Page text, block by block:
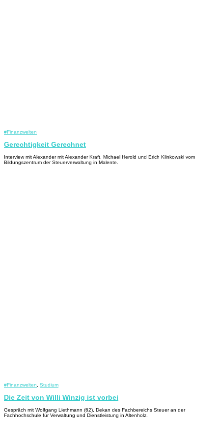
#Finanzwelten
Gerechtigkeit Gerechnet
Interview mit Alexander mit Alexander Kraft, Michael Herold und Erich Klinkowski vom
Bildungszentrum der Steuerverwaltung in Malente.
#Finanzwelten Studium
Die Zeit von Willi Winzig ist vorbei
Gespräch mit Wolfgang Liethmann (62), Dekan des Fachbereichs Steuer an der
Fachhochschule für Verwaltung und Dienstleistung in Altenholz.